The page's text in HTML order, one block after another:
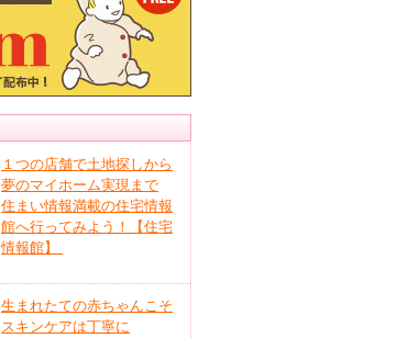
１つの店舗で土地探しから
夢のマイホーム実現まで
住まい情報満載の住宅情報
館へ行ってみよう！【住宅
情報館】
生まれたての赤ちゃんこそ
スキンケアは丁寧に